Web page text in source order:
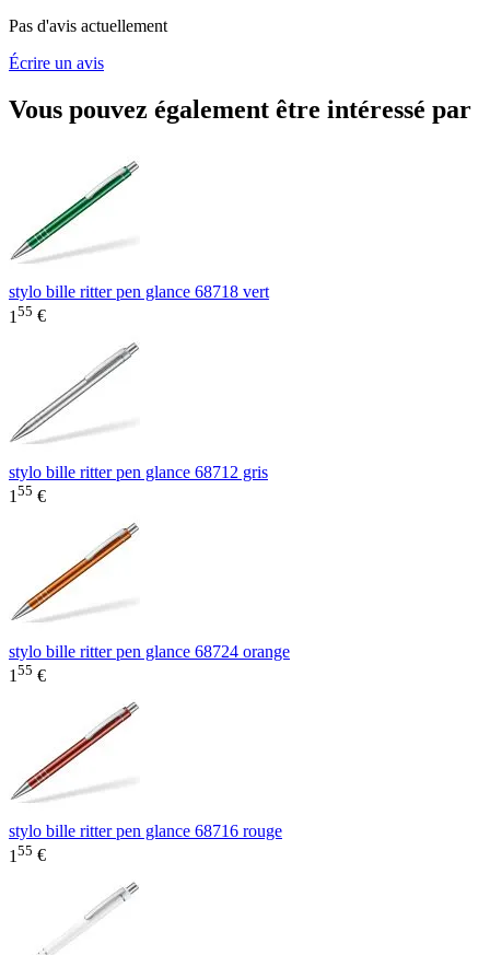
Pas d'avis actuellement
Écrire un avis
Vous pouvez également être intéressé par
stylo bille ritter pen glance 68718 vert
1 55 €
stylo bille ritter pen glance 68712 gris
1 55 €
stylo bille ritter pen glance 68724 orange
1 55 €
stylo bille ritter pen glance 68716 rouge
1 55 €